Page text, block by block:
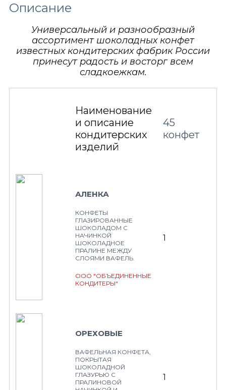
Описание
Универсальный и разнообразный
ассортимент шоколадных конфет
известных кондитерских фабрик России
принесут радость и восторг всем
сладкоежкам.
Наименование
и описание
кондитерских
изделий
45
конфет
АЛЕНКА
КОНФЕТЫ
ГЛАЗИРОВАННЫЕ
ШОКОЛАДОМ С
НАЧИНКОЙ
ШОКОЛАДНОЕ
ПРАЛИНЕ МЕЖДУ
СЛОЯМИ ВАФЕЛЬ.
ООО "ОБЪЕДИНЕННЫЕ
КОНДИТЕРЫ"
1
ОРЕХОВЫЕ
ВАФЕЛЬНАЯ КОНФЕТА,
ПОКРЫТАЯ
ШОКОЛАДНОЙ
ГЛАЗУРЬЮ С
ПРАЛИНОВОЙ
1